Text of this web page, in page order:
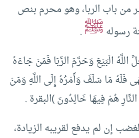
من باب الربا، وهو محرم بنص
رسولهﷺ.
اللَّهُ الْبَيْعَ وَحَرَّمَ الرِّبَا فَمَنْ جَاءَهُ
فَلَهُ مَا سَلَفَ وَأَمْرُهُ إِلَى اللَّهِ وَمَنْ
هُمْ فِيهَا خَالِدُونَ )البقرة .
إن لم يدفع لقريبه الزيادة،